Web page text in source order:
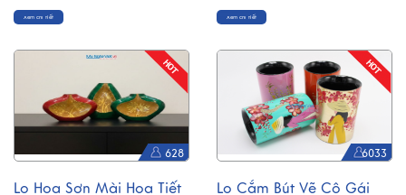
Xem chi tiết Xem chi tiết
628
Lọ Hoa Sơn Mài Họa Tiết
6033
Lọ Cắm Bút Vẽ Cô Gái